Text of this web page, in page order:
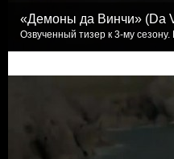
«Демоны да Винчи» (Da
Озвученный тизер к 3-му сезону.